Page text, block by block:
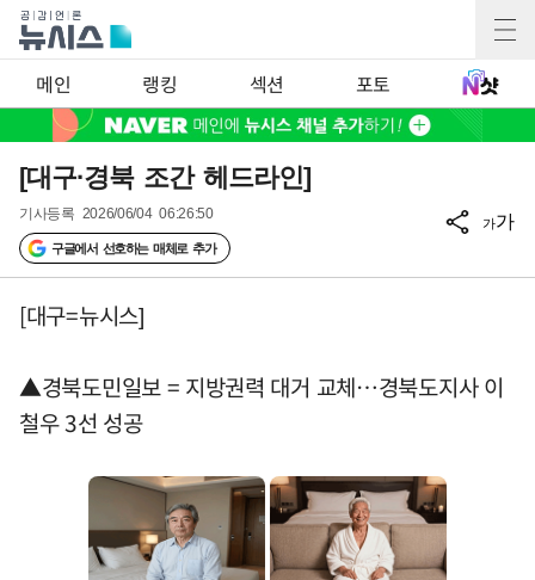
메인 랭킹 섹션 포토
[대구·경북 조간 헤드라인]
기사등록 2026/06/04 06:26:50
구글에서 선호하는 매체로 추가
가가
[대구=뉴시스]
▲경북도민일보 = 지방권력 대거 교체…경북도지사 이
철우 3선 성공